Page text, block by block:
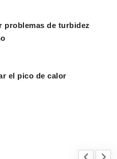
problemas de turbidez
el pico de calor